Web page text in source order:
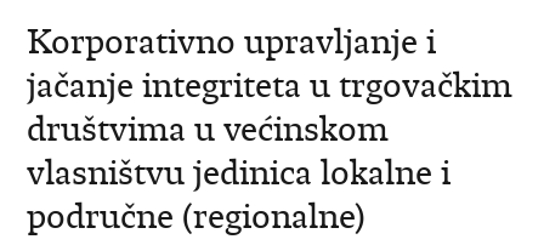
Korporativno upravljanje i
jačanje integriteta u trgovačkim
društvima u većinskom
vlasništvu jedinica lokalne i
područne (regionalne)